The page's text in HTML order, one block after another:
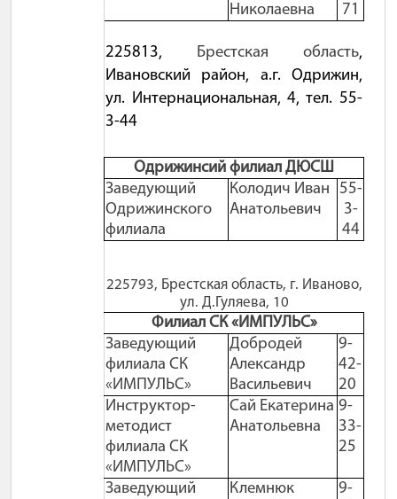
Николаевна 71
225813, Брестская область,
Ивановский район, а.г. Одрижин,
ул. Интернациональная, 4, тел. 55-
3-44
Одрижинсий филиал ДЮСШ
Заведующий
Одрижинского
филиала
Колодич Иван
Анатольевич
55-
3-
44
225793, Брестская область, г. Иваново,
ул. Д.Гуляева, 10
Филиал СК «ИМПУЛЬС»
Заведующий
филиала СК
«ИМПУЛЬС»
Добродей
Александр
Васильевич
9-
42-
20
Инструктор-
методист
филиала СК
«ИМПУЛЬС»
Сай Екатерина
Анатольевна
9-
33-
25
Заведующий
Клемнюк
9-